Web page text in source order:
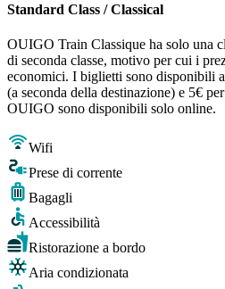
Standard Class / Classical
OUIGO Train Classique ha solo una
di seconda classe, motivo per cui i
economici. I biglietti sono disponibili
(a seconda della destinazione) e 5€
OUIGO sono disponibili solo online.
Wifi
Prese di corrente
Bagagli
Accessibilità
Ristorazione a bordo
Aria condizionata